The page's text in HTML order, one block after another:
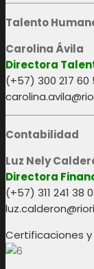
Talento
Carolina Ávila
Directora
(+57) 300 217 60
Contabilidad
Luz Nely
Directora
(+57) 311 241 38
Certificaciones